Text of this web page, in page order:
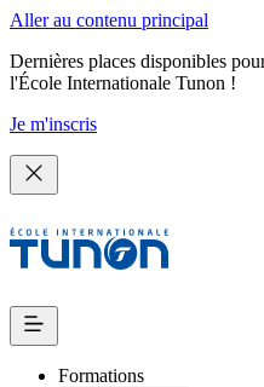
Aller au contenu principal
Dernières places disponibles
l'École Internationale Tunon !
Je m'inscris
Formations